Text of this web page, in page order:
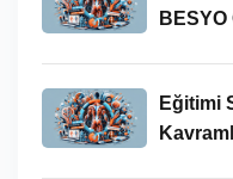
BESYO
Eğitimi